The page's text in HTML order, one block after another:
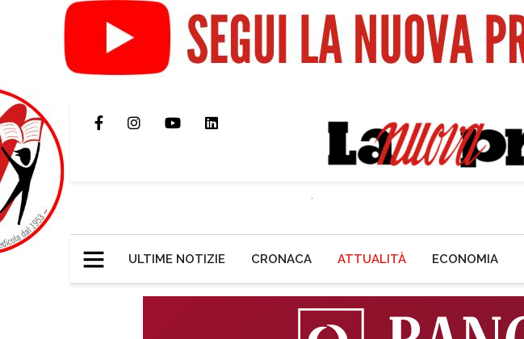
ULTIME NOTIZIE CRONACA ATTUALITÀ ECONOMIA